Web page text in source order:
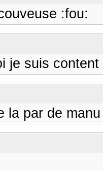
:fou:
je suis
la par de manu